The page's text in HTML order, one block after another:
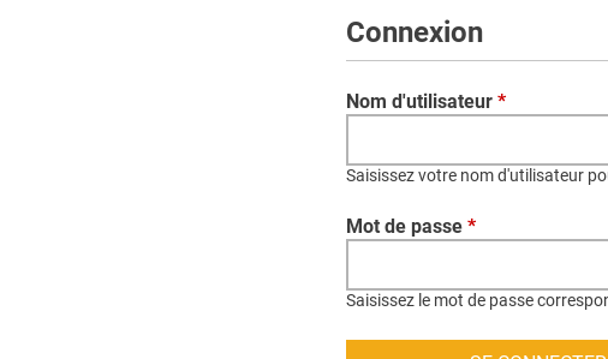
Connexion
Nom d'utilisateur *
Saisissez votre nom d'utilisateur
Mot de passe *
Saisissez le mot de passe